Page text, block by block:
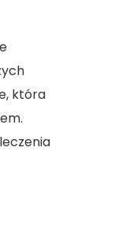
która